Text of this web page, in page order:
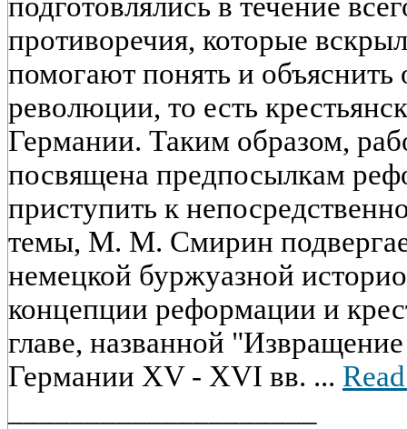
подготовлялись в течение
противоречия, которые
помогают понять и объяснить
революции, то есть
Германии. Таким образом,
посвящена предпосылкам
приступить к
темы, М. М. Смирин
немецкой буржуазной
концепции реформации и
главе, названной
Германии XV - XVI вв. ...